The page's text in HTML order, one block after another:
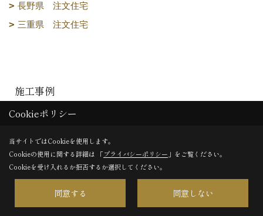
長野県 注文住宅
三重県 注文住宅
施工事例
フォトギャラリー
ただいま建築中
建築事例集
Cookieポリシー
当サイトではCookieを使用します。
Cookieの使用に関する詳細は 「プライバシーポリシー 」をご覧ください。
Cookieを受け入れるか拒否するか選択してください。
同意する 同意しない